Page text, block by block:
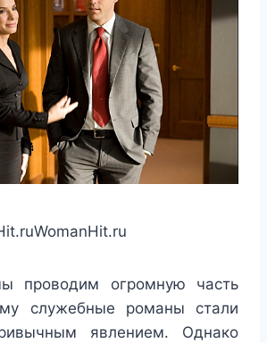
WomanHit.ru
проводим огромную часть
служебные романы стали
явлением. Однако